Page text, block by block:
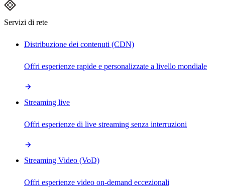
Servizi di rete
Distribuzione dei contenuti (CDN)
Offri esperienze rapide e personalizzate a livello mondiale
Streaming live
Offri esperienze di live streaming senza interruzioni
Streaming Video (VoD)
Offri esperienze video on-demand eccezionali